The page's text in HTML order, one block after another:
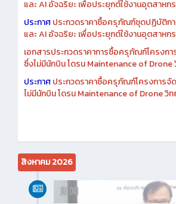
และ AI อัจฉริยะ เพื่อประยุกต์ใช้งานอุตสาห
ประกาศประกวดราคาซื้อครุภัณฑ์ชุดปฏิบัติก
และ AI อัจฉริยะ เพื่อประยุกต์ใช้งานอุตสาห
เอกสารประกวดราคาการซื้อครุภัณฑ์โครง
ซึ่งไม่มีนักบิน โดรน Maintenance of
ประกาศประกวดราคาซื้อครุภัณฑ์โครงการ
ไม่มีนักบิน โดรน Maintenance of Drone วิ
สิงหาคม 2026
新闻